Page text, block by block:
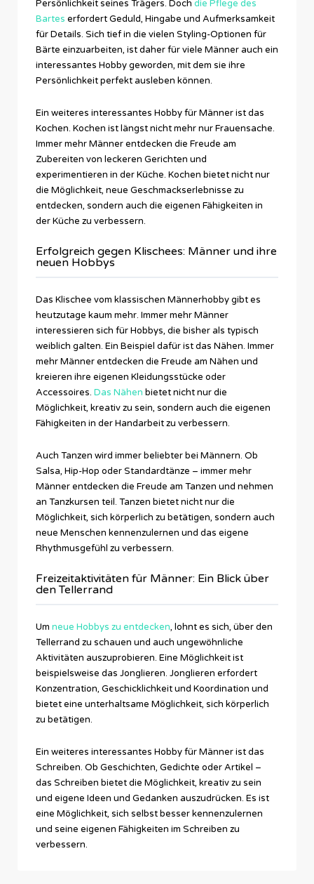
Persönlichkeit seines Trägers. Doch die Pflege des
Bartes erfordert Geduld, Hingabe und Aufmerksamkeit
für Details. Sich tief in die vielen Styling-Optionen für
Bärte einzuarbeiten, ist daher für viele Männer auch ein
interessantes Hobby geworden, mit dem sie ihre
Persönlichkeit perfekt ausleben können.
Ein weiteres interessantes Hobby für Männer ist das
Kochen. Kochen ist längst nicht mehr nur Frauensache.
Immer mehr Männer entdecken die Freude am
Zubereiten von leckeren Gerichten und
experimentieren in der Küche. Kochen bietet nicht nur
die Möglichkeit, neue Geschmackserlebnisse zu
entdecken, sondern auch die eigenen Fähigkeiten in
der Küche zu verbessern.
Erfolgreich gegen Klischees: Männer und ihre
neuen Hobbys
Das Klischee vom klassischen Männerhobby gibt es
heutzutage kaum mehr. Immer mehr Männer
interessieren sich für Hobbys, die bisher als typisch
weiblich galten. Ein Beispiel dafür ist das Nähen. Immer
mehr Männer entdecken die Freude am Nähen und
kreieren ihre eigenen Kleidungsstücke oder
Accessoires. Das Nähen bietet nicht nur die
Möglichkeit, kreativ zu sein, sondern auch die eigenen
Fähigkeiten in der Handarbeit zu verbessern.
Auch Tanzen wird immer beliebter bei Männern. Ob
Salsa, Hip-Hop oder Standardtänze – immer mehr
Männer entdecken die Freude am Tanzen und nehmen
an Tanzkursen teil. Tanzen bietet nicht nur die
Möglichkeit, sich körperlich zu betätigen, sondern auch
neue Menschen kennenzulernen und das eigene
Rhythmusgefühl zu verbessern.
Freizeitaktivitäten für Männer: Ein Blick über
den Tellerrand
Um neue Hobbys zu entdecken, lohnt es sich, über den
Tellerrand zu schauen und auch ungewöhnliche
Aktivitäten auszuprobieren. Eine Möglichkeit ist
beispielsweise das Jonglieren. Jonglieren erfordert
Konzentration, Geschicklichkeit und Koordination und
bietet eine unterhaltsame Möglichkeit, sich körperlich
zu betätigen.
Ein weiteres interessantes Hobby für Männer ist das
Schreiben. Ob Geschichten, Gedichte oder Artikel –
das Schreiben bietet die Möglichkeit, kreativ zu sein
und eigene Ideen und Gedanken auszudrücken. Es ist
eine Möglichkeit, sich selbst besser kennenzulernen
und seine eigenen Fähigkeiten im Schreiben zu
verbessern.